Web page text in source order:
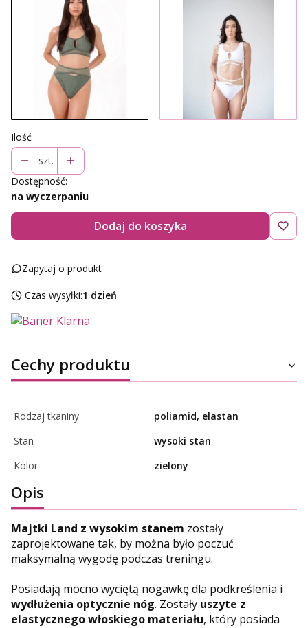
Ilość
szt.
Dostępność:
na wyczerpaniu
Dodaj do koszyka
Zapytaj o produkt
Czas wysyłki:1 dzień
Cechy produktu
Rodzaj tkaniny
poliamid, elastan
Stan
wysoki stan
Kolor
zielony
Opis
Majtki Land z wysokim stanem zostały
zaprojektowane tak, by można było poczuć
maksymalną wygodę podczas treningu.
Posiadają mocno wyciętą nogawkę dla podkreślenia i
wydłużenia optycznie nóg. Zostały uszyte z
elastycznego włoskiego materiału, który posiada